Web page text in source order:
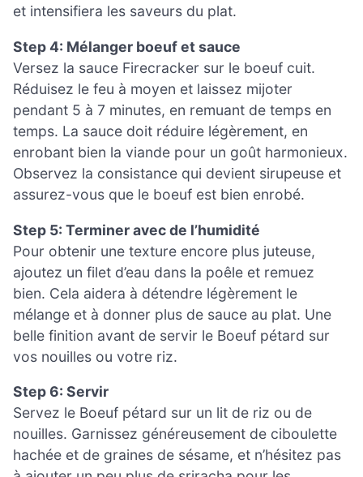
et intensifiera les saveurs du plat.
Step 4: Mélanger boeuf et sauce
Versez la sauce Firecracker sur le boeuf cuit.
Réduisez le feu à moyen et laissez mijoter
pendant 5 à 7 minutes, en remuant de temps en
temps. La sauce doit réduire légèrement, en
enrobant bien la viande pour un goût harmonieux.
Observez la consistance qui devient sirupeuse et
assurez-vous que le boeuf est bien enrobé.
Step 5: Terminer avec de l’humidité
Pour obtenir une texture encore plus juteuse,
ajoutez un filet d’eau dans la poêle et remuez
bien. Cela aidera à détendre légèrement le
mélange et à donner plus de sauce au plat. Une
belle finition avant de servir le Boeuf pétard sur
vos nouilles ou votre riz.
Step 6: Servir
Servez le Boeuf pétard sur un lit de riz ou de
nouilles. Garnissez généreusement de ciboulette
hachée et de graines de sésame, et n’hésitez pas